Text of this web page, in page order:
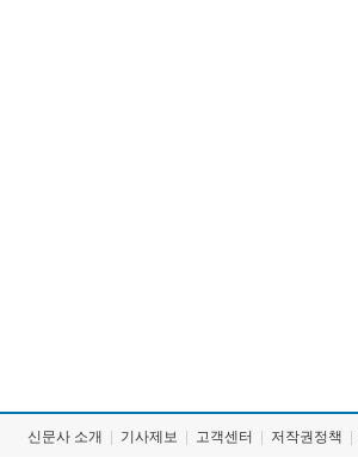
신문사 소개 기사제보 고객센터 저작권정책